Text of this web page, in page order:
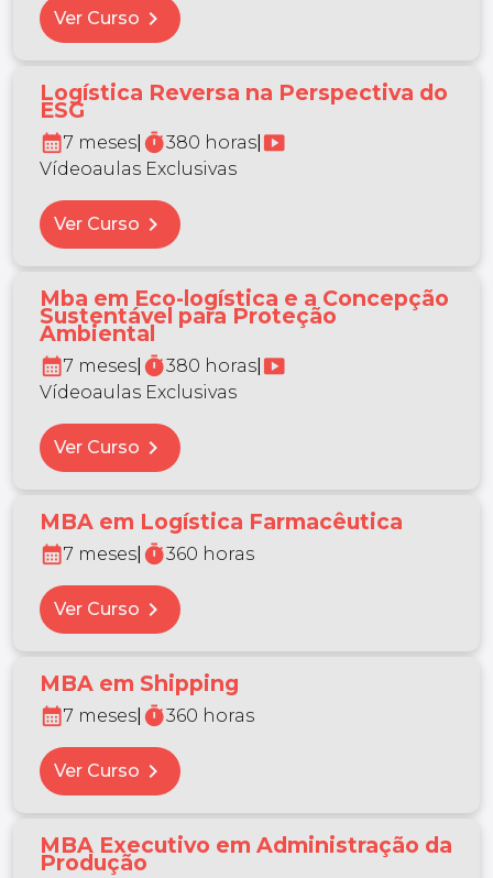
Ver Curso chevron_right
Logística Reversa na Perspectiva do
ESG
calendar_month7 meses timer380 horas smart_display
Vídeoaulas Exclusivas
Ver Curso chevron_right
Mba em Eco-logística e a Concepção
Sustentável para Proteção
Ambiental
calendar_month7 meses timer380 horas smart_display
Vídeoaulas Exclusivas
Ver Curso chevron_right
MBA em Logística Farmacêutica
calendar_month7 meses timer360 horas
Ver Curso chevron_right
MBA em Shipping
calendar_month7 meses timer360 horas
Ver Curso chevron_right
MBA Executivo em Administração da
Produção